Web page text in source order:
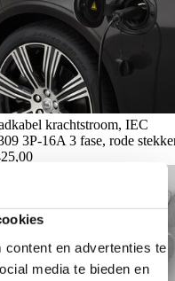
en advertenties te
media te bieden en
krachtstroom, IEC
3P-16A 3 fase, rode